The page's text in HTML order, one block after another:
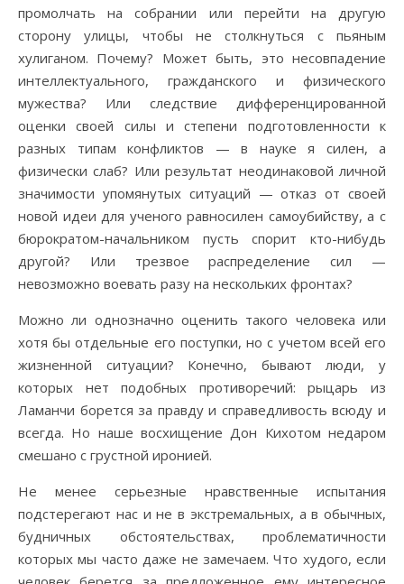
промолчать на собрании или перейти на другую
сторону улицы, чтобы не столкнуться с пьяным
хулиганом. Почему? Может быть, это несовпадение
интеллектуального, гражданского и физического
мужества? Или следствие дифференцированной
оценки своей силы и степени подготовленности к
разных типам конфликтов — в науке я силен, а
физически слаб? Или результат неодинаковой личной
значимости упомянутых ситуаций — отказ от своей
новой идеи для ученого равносилен самоубийству, а с
бюрократом-начальником пусть спорит кто-нибудь
другой? Или трезвое распределение сил —
невозможно воевать разу на нескольких фронтах?
Можно ли однозначно оценить такого человека или
хотя бы отдельные его поступки, но с учетом всей его
жизненной ситуации? Конечно, бывают люди, у
которых нет подобных противоречий: рыцарь из
Ламанчи борется за правду и справедливость всюду и
всегда. Но наше восхищение Дон Кихотом недаром
смешано с грустной иронией.
Не менее серьезные нравственные испытания
подстерегают нас и не в экстремальных, а в обычных,
будничных обстоятельствах, проблематичности
которых мы часто даже не замечаем. Что худого, если